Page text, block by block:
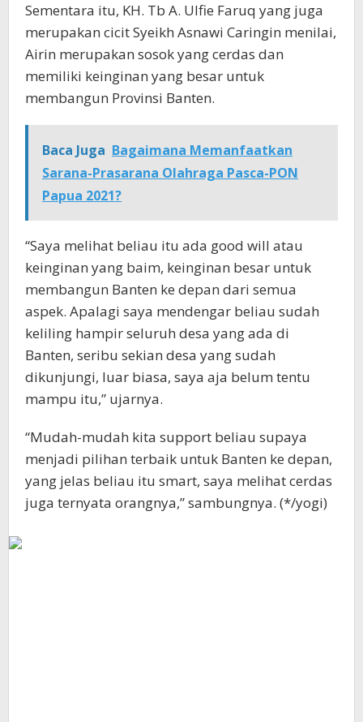
Sementara itu, KH. Tb A. Ulfie Faruq yang juga
merupakan cicit Syeikh Asnawi Caringin menilai,
Airin merupakan sosok yang cerdas dan
memiliki keinginan yang besar untuk
membangun Provinsi Banten.
Baca Juga Bagaimana Memanfaatkan
Sarana-Prasarana Olahraga Pasca-PON
Papua 2021?
“Saya melihat beliau itu ada good will atau
keinginan yang baim, keinginan besar untuk
membangun Banten ke depan dari semua
aspek. Apalagi saya mendengar beliau sudah
keliling hampir seluruh desa yang ada di
Banten, seribu sekian desa yang sudah
dikunjungi, luar biasa, saya aja belum tentu
mampu itu,” ujarnya.
“Mudah-mudah kita support beliau supaya
menjadi pilihan terbaik untuk Banten ke depan,
yang jelas beliau itu smart, saya melihat cerdas
juga ternyata orangnya,” sambungnya. (*/yogi)